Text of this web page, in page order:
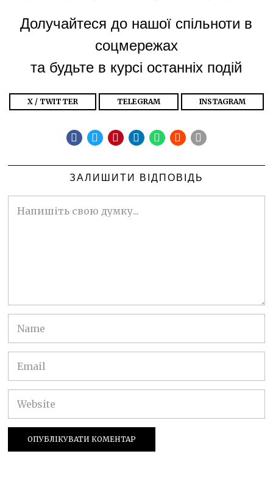
Долучайтеся до нашої спільноти в
соцмережах
та будьте в курсі останніх подій
X / TWITTER TELEGRAM INSTAGRAM
ЗАЛИШИТИ ВІДПОВІДЬ